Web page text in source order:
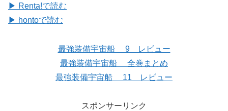
▶ Renta!で読む
▶ hontoで読む
最強装備宇宙船 9 レビュー
最強装備宇宙船 全巻まとめ
最強装備宇宙船 11 レビュー
スポンサーリンク